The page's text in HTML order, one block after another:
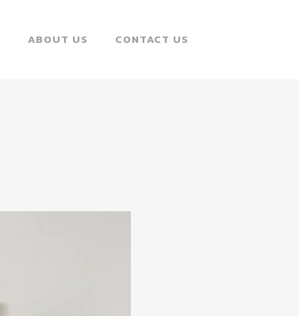
ABOUT US CONTACT US